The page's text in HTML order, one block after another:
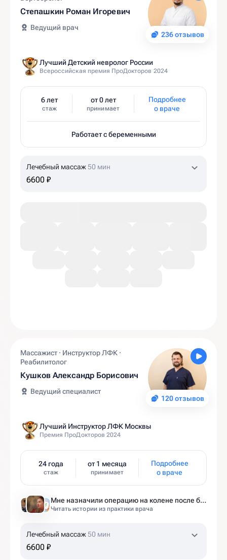
236 отзывов
Степашкин Роман Игоревич
Ведущий врач
Лучший Детский невролог России
Всероссийская премия ПроДокторов 2024
6 лет
стаж
от 0 лет
принимает
Подробнее
о враче
Работает с беременными
Лечебный массаж 50 мин
6600 ₽
120 отзывов
Массажист · Инструктор ЛФК ·
Реабилитолог
Кушков Александр Борисович
Ведущий специалист
Лучший Инструктор ЛФК Москвы
Премия ПроДокторов 2024
24 года
стаж
от 1 месяца
принимает
Подробнее
о враче
Мне назначили операцию на колене после беременности. Оказалось — это было ошибкой
Читать истории из практики врача
Лечебный массаж 50 мин
6600 ₽